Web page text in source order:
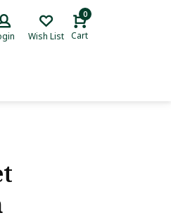
Wish List
0
Cart